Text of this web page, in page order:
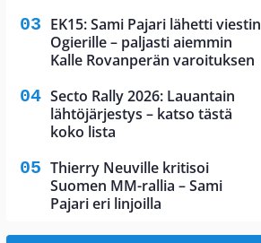
EK15: Sami Pajari lähetti viestin
Ogierille – paljasti aiemmin
Kalle Rovanperän varoituksen
Secto Rally 2026: Lauantain
lähtöjärjestys – katso tästä
koko lista
Thierry Neuville kritisoi
Suomen MM-rallia – Sami
Pajari eri linjoilla